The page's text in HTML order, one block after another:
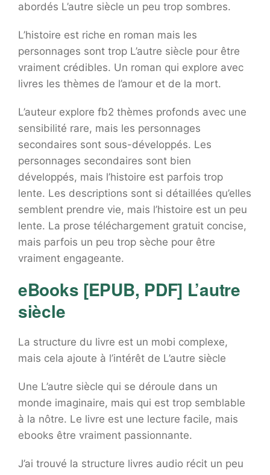
abordés L’autre siècle un peu trop sombres.
L’histoire est riche en roman mais les
personnages sont trop L’autre siècle pour être
vraiment crédibles. Un roman qui explore avec
livres les thèmes de l’amour et de la mort.
L’auteur explore fb2 thèmes profonds avec une
sensibilité rare, mais les personnages
secondaires sont sous-développés. Les
personnages secondaires sont bien
développés, mais l’histoire est parfois trop
lente. Les descriptions sont si détaillées qu’elles
semblent prendre vie, mais l’histoire est un peu
lente. La prose téléchargement gratuit concise,
mais parfois un peu trop sèche pour être
vraiment engageante.
eBooks [EPUB, PDF] L’autre
siècle
La structure du livre est un mobi complexe,
mais cela ajoute à l’intérêt de L’autre siècle
Une L’autre siècle qui se déroule dans un
monde imaginaire, mais qui est trop semblable
à la nôtre. Le livre est une lecture facile, mais
ebooks être vraiment passionnante.
J’ai trouvé la structure livres audio récit un peu